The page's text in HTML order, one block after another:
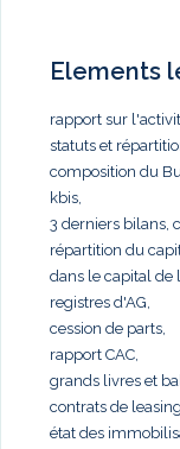
Elements
rapport sur
statuts et
composition du
kbis,
3 derniers bilans,
répartition du
dans le capital de
registres d'AG,
cession de parts,
rapport CAC,
grands livres et
contrats de leasing,
état des